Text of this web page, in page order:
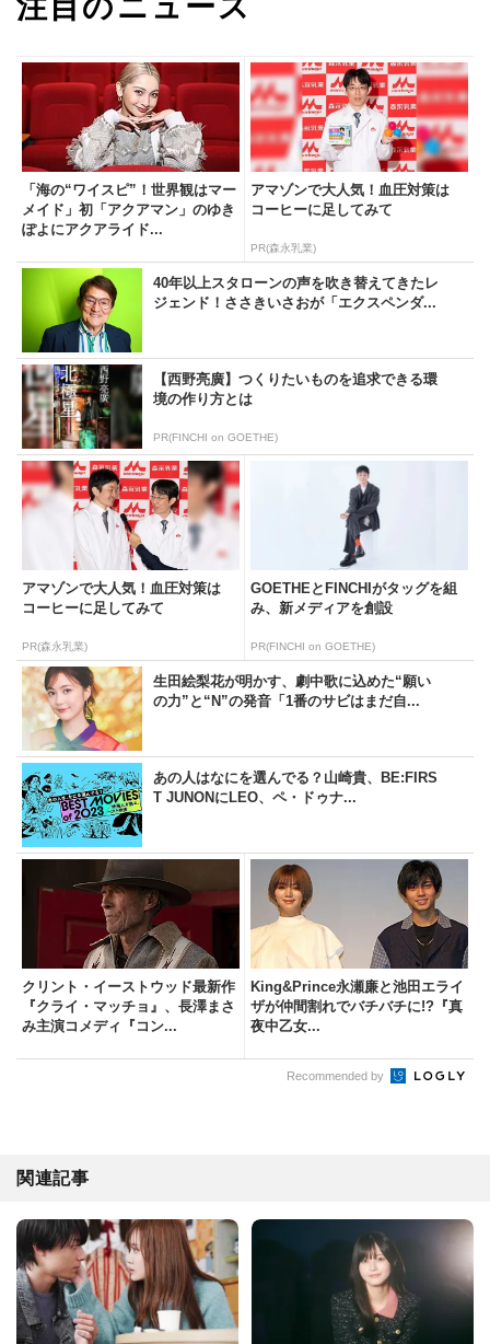
注目のニュース
「海の“ワイスピ”！世界観はマー
メイド」初「アクアマン」のゆき
ぽよにアクアライド...
アマゾンで大人気！血圧対策は
コーヒーに足してみて
PR(森永乳業)
40年以上スタローンの声を吹き替えてきたレ
ジェンド！ささきいさおが「エクスペンダ...
【西野亮廣】つくりたいものを追求できる環
境の作り方とは
PR(FINCHI on GOETHE)
アマゾンで大人気！血圧対策は
コーヒーに足してみて
PR(森永乳業)
GOETHEとFINCHIがタッグを組
み、新メディアを創設
PR(FINCHI on GOETHE)
生田絵梨花が明かす、劇中歌に込めた“願い
の力”と“N”の発音「1番のサビはまだ自...
あの人はなにを選んでる？山崎貴、BE:FIRS
T JUNONにLEO、ペ・ドゥナ...
クリント・イーストウッド最新作
『クライ・マッチョ』、長澤まさ
み主演コメディ『コン...
King&Prince永瀬廉と池田エライ
ザが仲間割れでバチバチに!?『真
夜中乙女...
Recommended by
関連記事